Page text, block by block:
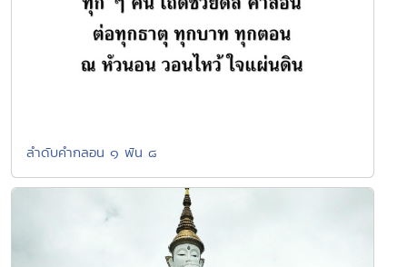
ลำดับคำกลอน ๑ พัน ๘